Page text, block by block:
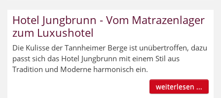
Hotel Jungbrunn - Vom Matrazenlager
zum Luxushotel
Die Kulisse der Tannheimer Berge ist unübertroffen, dazu
passt sich das Hotel Jungbrunn mit einem Stil aus
Tradition und Moderne harmonisch ein.
weiterlesen ...